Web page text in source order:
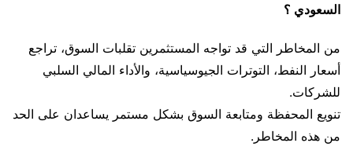
السعودي ؟
من المخاطر التي قد تواجه المستثمرين تقلبات السوق، تراجع
أسعار النفط، التوترات الجيوسياسية، والأداء المالي السلبي
للشركات.
تنويع المحفظة ومتابعة السوق بشكل مستمر يساعدان على الحد
من هذه المخاطر.